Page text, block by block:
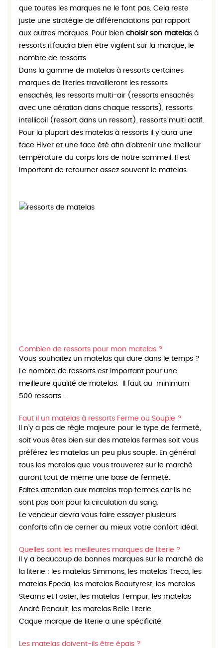
que toutes les marques ne le font pas. Cela reste
juste une stratégie de différenciations par rapport
aux autres marques. Pour bien choisir son matelas à
ressorts il faudra bien être vigilent sur la marque, le
nombre de ressorts.
Dans la gamme de matelas à ressorts certaines
marques de literies travailleront les ressorts
ensachés, les ressorts multi-air (ressorts ensachés
avec une aération dans chaque ressorts), ressorts
intellicoil (ressort dans un ressort), ressorts multi actif.
Pour la plupart des matelas à ressorts il y aura une
face Hiver et une face été afin d’obtenir une meilleur
température du corps lors de notre sommeil. Il est
important de retourner assez souvent le matelas.
Combien de ressorts pour mon matelas ?
Vous souhaitez un matelas qui dure dans le temps ?
Le nombre de ressorts est important pour une
meilleure qualité de matelas. Il faut au minimum
500 ressorts .
Faut il un matelas à ressorts Ferme ou Souple ?
Il n’y a pas de règle majeure pour le type de fermeté,
soit vous êtes bien sur des matelas fermes soit vous
préférez les matelas un peu plus souple. En général
tous les matelas que vous trouverez sur le marché
auront tout de même une base de fermeté.
Faites attention aux matelas trop fermes car ils ne
sont pas bon pour la circulation du sang.
Le vendeur devra vous faire essayer plusieurs
conforts afin de cerner au mieux votre confort idéal.
Quelles sont les meilleures marques de literie ?
Il y a beaucoup de bonnes marques sur le marché de
la literie : les matelas Simmons, les matelas Treca, les
matelas Epeda, les matelas Beautyrest, les matelas
Stearns et Foster, les matelas Tempur, les matelas
André Renault, les matelas Belle Literie.
Caque marque de literie a une spécificité.
Les matelas doivent-ils être épais ?